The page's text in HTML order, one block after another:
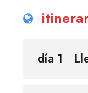
día 1